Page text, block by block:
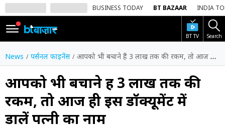
BUSINESS TODAY BT BAZAAR INDIA
BT TV Search
SIGN
IN
Dark
Mode
होम
शेयर
News पर्सनल फाइनेंस आपको भी बचाने हैं 3 लाख तक की रकम, तो आज ही इस डॉक्यूमेंट में डालें पत्नी का नाम
आपको भी बचाने हैं 3 लाख तक की
रकम, तो आज ही इस डॉक्यूमेंट में
डालें पत्नी का नाम